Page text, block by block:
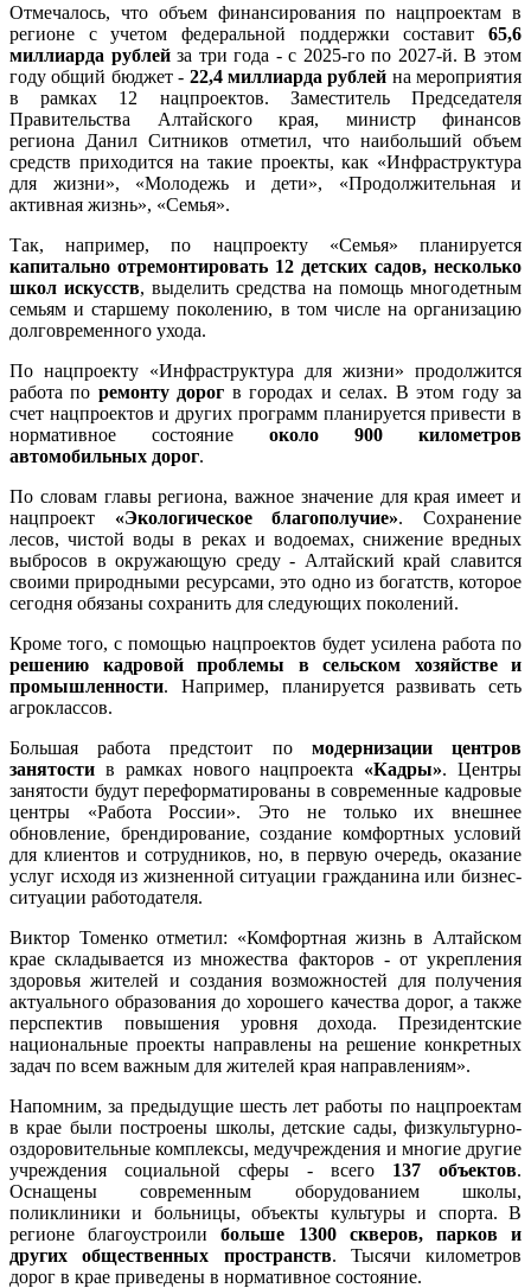
Отмечалось, что объем финансирования по нацпроектам в
регионе с учетом федеральной поддержки составит 65,6
миллиарда рублейза три года - с 2025-го по 2027-й. В этом
году общий бюджет - 22,4 миллиарда рублей на мероприятия
в рамках 12 нацпроектов. Заместитель Председателя
Правительства Алтайского края, министр финансов
региона Данил Ситников отметил, что наибольший объем
средств приходится на такие проекты, как «Инфраструктура
для жизни», «Молодежь и дети», «Продолжительная и
активная жизнь», «Семья».
Так, например, по нацпроекту «Семья» планируется
капитально отремонтировать 12 детских садов, несколько
школ искусств, выделить средства на помощь многодетным
семьям и старшему поколению, в том числе на организацию
долговременного ухода.
По нацпроекту «Инфраструктура для жизни» продолжится
работа по ремонту дорог в городах и селах. В этом году за
счет нацпроектов и других программ планируется привести в
нормативное состояние около 900 километров
автомобильных дорог.
По словам главы региона, важное значение для края имеет и
нацпроект «Экологическое благополучие». Сохранение
лесов, чистой воды в реках и водоемах, снижение вредных
выбросов в окружающую среду - Алтайский край славится
своими природными ресурсами, это одно из богатств, которое
сегодня обязаны сохранить для следующих поколений.
Кроме того, с помощью нацпроектов будет усилена работа по
решению кадровой проблемы в сельском хозяйстве и
промышленности. Например, планируется развивать сеть
агроклассов.
Большая работа предстоит по модернизации центров
занятости в рамках нового нацпроекта «Кадры». Центры
занятости будут переформатированы в современные кадровые
центры «Работа России». Это не только их внешнее
обновление, брендирование, создание комфортных условий
для клиентов и сотрудников, но, в первую очередь, оказание
услуг исходя из жизненной ситуации гражданина или бизнес-
ситуации работодателя.
Виктор Томенко отметил: «Комфортная жизнь в Алтайском
крае складывается из множества факторов - от укрепления
здоровья жителей и создания возможностей для получения
актуального образования до хорошего качества дорог, а также
перспектив повышения уровня дохода. Президентские
национальные проекты направлены на решение конкретных
задач по всем важным для жителей края направлениям».
Напомним, за предыдущие шесть лет работы по нацпроектам
в крае были построены школы, детские сады, физкультурно-
оздоровительные комплексы, медучреждения и многие другие
учреждения социальной сферы - всего 137 объектов.
Оснащены современным оборудованием школы,
поликлиники и больницы, объекты культуры и спорта. В
регионе благоустроилибольше 1300 скверов, парков и
других общественных пространств. Тысячи километров
дорог в крае приведены в нормативное состояние.